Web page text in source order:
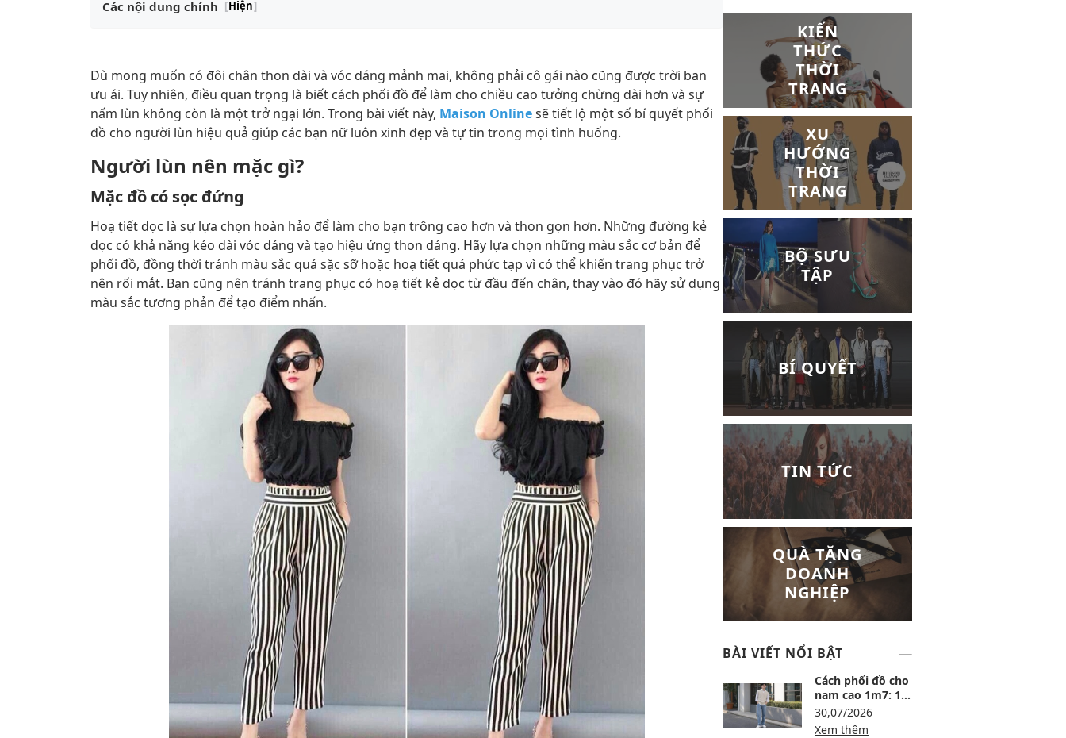
Các nội dung chính [Hiện]
Dù mong muốn có đôi chân thon dài và vóc dáng mảnh mai, không phải cô gái nào cũng được trời ban
ưu ái. Tuy nhiên, điều quan trọng là biết cách phối đồ để làm cho chiều cao tưởng chừng dài hơn và sự
nấm lùn không còn là một trở ngại lớn. Trong bài viết này, Maison Onlinesẽ tiết lộ một số bí quyết phối
đồ cho người lùn hiệu quả giúp các bạn nữ luôn xinh đẹp và tự tin trong mọi tình huống.
Người lùn nên mặc gì?
Mặc đồ có sọc đứng
Hoạ tiết dọc là sự lựa chọn hoàn hảo để làm cho bạn trông cao hơn và thon gọn hơn. Những đường kẻ
dọc có khả năng kéo dài vóc dáng và tạo hiệu ứng thon dáng. Hãy lựa chọn những màu sắc cơ bản để
phối đồ, đồng thời tránh màu sắc quá sặc sỡ hoặc hoạ tiết quá phức tạp vì có thể khiến trang phục trở
nên rối mắt. Bạn cũng nên tránh trang phục có hoạ tiết kẻ dọc từ đầu đến chân, thay vào đó hãy sử dụng
màu sắc tương phản để tạo điểm nhấn.
KIẾN
THỨC
THỜI
TRANG
XU
HƯỚNG
THỜI
TRANG
BỘ SƯU
TẬP
BÍ QUYẾT
TIN TỨC
QUÀ TẶNG
DOANH
NGHIỆP
BÀI VIẾT NỔI BẬT
Cách phối đồ cho
nam cao 1m7: 15
outfit gọn dáng,
dễ mặc
30,07/2026
Xem thêm